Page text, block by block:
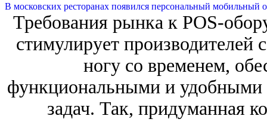
В московских ресторанах появился персональный мобильный
Требования рынка к POS-
стимулирует производителей
ногу со временем,
функциональными и удобными
задач. Так, придуманная